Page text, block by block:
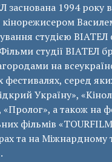
заснована 1994 року
студією
студії ВІАТЕЛ
на
серед
Україну»,
«Пролог», а також на
фільмів
та на Міжнардному